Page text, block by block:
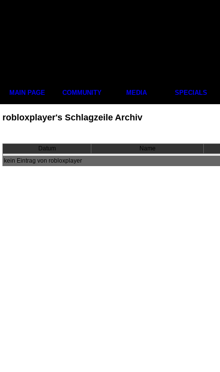
MAIN PAGE COMMUNITY MEDIA SPECIALS
robloxplayer's Schlagzeile Archiv
Datum
Name
kein Eintrag von robloxplayer